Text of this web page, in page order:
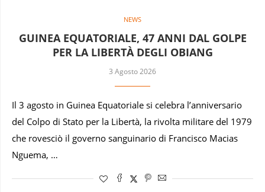
NEWS
GUINEA EQUATORIALE, 47 ANNI DAL GOLPE
PER LA LIBERTÀ DEGLI OBIANG
3 Agosto 2026
Il 3 agosto in Guinea Equatoriale si celebra l’anniversario
del Colpo di Stato per la Libertà, la rivolta militare del 1979
che rovesciò il governo sanguinario di Francisco Macias
Nguema, …